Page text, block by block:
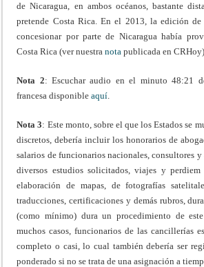
de Nicaragua, en ambos océanos, bastante
pretende Costa Rica. En el 2013, la edición
concesionar por parte de Nicaragua había
Costa Rica (ver nuestranota publicada en
Nota 2: Escuchar audio en el minuto 48:21
francesa disponibleaquí.
Nota 3: Este monto, sobre el que los Estados se
discretos, debería incluir los honorarios de
salarios de funcionarios nacionales, consultores y
diversos estudios solicitados, viajes y
elaboración de mapas, de fotografías
traducciones, certificaciones y demás rubros,
(como mínimo) dura un procedimiento de
muchos casos, funcionarios de las cancillerías
completo o casi, lo cual también debería ser
ponderado si no se trata de una asignación a